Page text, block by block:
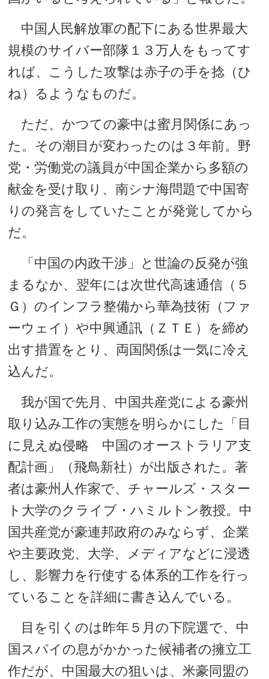
中国人民解放軍の配下にある世界最大
規模のサイバー部隊１３万人をもってす
れば、こうした攻撃は赤子の手を捻（ひ
ね）るようなものだ。
ただ、かつての豪中は蜜月関係にあっ
た。その潮目が変わったのは３年前。野
党・労働党の議員が中国企業から多額の
献金を受け取り、南シナ海問題で中国寄
りの発言をしていたことが発覚してから
だ。
「中国の内政干渉」と世論の反発が強
まるなか、翌年には次世代高速通信（５
Ｇ）のインフラ整備から華為技術（ファ
ーウェイ）や中興通訊（ＺＴＥ）を締め
出す措置をとり、両国関係は一気に冷え
込んだ。
我が国で先月、中国共産党による豪州
取り込み工作の実態を明らかにした「目
に見えぬ侵略 中国のオーストラリア支
配計画」（飛鳥新社）が出版された。著
者は豪州人作家で、チャールズ・スター
ト大学のクライブ・ハミルトン教授。中
国共産党が豪連邦政府のみならず、企業
や主要政党、大学、メディアなどに浸透
し、影響力を行使する体系的工作を行っ
ていることを詳細に書き込んでいる。
目を引くのは昨年５月の下院選で、中
国スパイの息がかかった候補者の擁立工
作だが、中国最大の狙いは、米豪同盟の